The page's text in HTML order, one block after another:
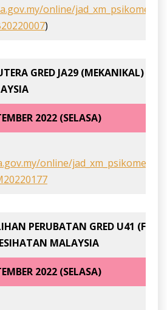
online/
)
GRED JA29 (MEKANIKAL) DI
2022 (SELASA)
online/
PERUBATAN GRED U41
MALAYSIA
2022 (SELASA)